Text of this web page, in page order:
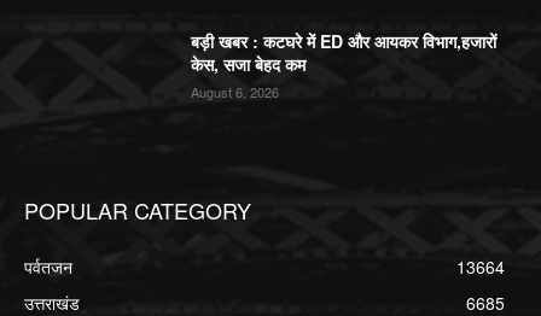
बड़ी खबर : कटघरे में ED और आयकर विभाग,हजारों
केस, सजा बेहद कम
August 6, 2026
POPULAR CATEGORY
पर्वतजन
13664
उत्तराखंड
6685